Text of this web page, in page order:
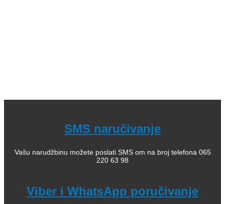
SMS naručivanje
Vašu narudžbinu možete poslati SMS om na broj telefona 065
220 63 98
Viber i WhatsApp poručivanje